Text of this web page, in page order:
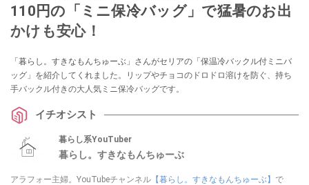
110円の「ミニ保冷バッグ」で猛暑のお出
かけも安心！
「暮らし。すきなもんちゅーぶ」さんがセリアの「保温冷バックル付ミニバ
ッグ」を紹介してくれました。リップやチョコのドロドロ溶けを防ぐ、持ち
手バックル付きの大人気ミニ保冷バッグです。
イチオシスト
暮らし系YouTuber
暮らし。すきなもんちゅーぶ
アラフォー主婦。YouTubeチャンネル 【暮らし。すきなもんちゅーぶ】 で